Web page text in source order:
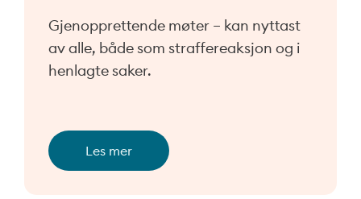
Gjenopprettende møter – kan nyttast
av alle, både som straffereaksjon og i
henlagte saker.
Les mer